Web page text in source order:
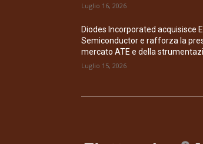
Luglio 16, 2026
Diodes Incorporated acquisisce
Semiconductor e rafforza la
mercato ATE e della
Luglio 15, 2026